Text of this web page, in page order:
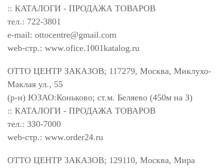
:: КАТАЛОГИ - ПРОДАЖА ТОВАРОВ
тел.: 722-3801
e-mail: ottocentre@gmail.com
web-стр.: www.ofice.1001katalog.ru
ОТТО ЦЕНТР ЗАКАЗОВ; 117279, Москва, Миклухо-
Маклая ул., 55
(р-н) ЮЗАО:Коньково; ст.м. Беляево (450м на З)
:: КАТАЛОГИ - ПРОДАЖА ТОВАРОВ
тел.: 330-7000
web-стр.: www.order24.ru
ОТТО ЦЕНТР ЗАКАЗОВ; 129110, Москва, Мира